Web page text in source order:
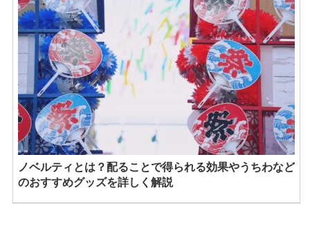
ノベルティとは？配ることで得られる効果やうちわなど
のおすすめグッズを詳しく解説